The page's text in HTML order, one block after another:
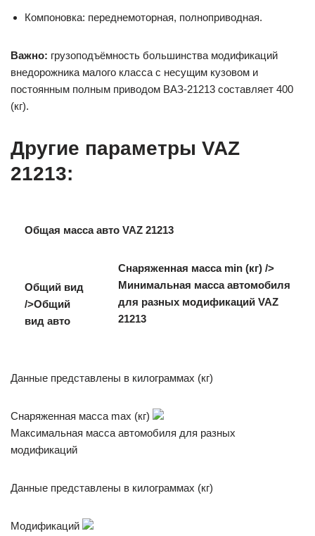
Компоновка: переднемоторная, полноприводная.
Важно: грузоподъёмность большинства модификаций
внедорожника малого класса с несущим кузовом и
постоянным полным приводом ВАЗ-21213 составляет 400
(кг).
Другие параметры VAZ
21213:
Общая масса авто VAZ 21213
Общий вид
/>Общий
вид авто
Снаряженная масса min (кг) />
Минимальная масса автомобиля
для разных модификаций VAZ
21213
Данные представлены в килограммах (кг)
Снаряженная масса max (кг)
Максимальная масса автомобиля для разных
модификаций
Данные представлены в килограммах (кг)
Модификаций